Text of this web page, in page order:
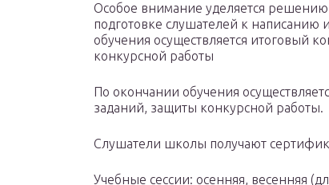
Особое внимание уделяется
подготовке слушателей к
обучения осуществляется итоговый
конкурсной работы
По окончании обучения
заданий, защиты конкурсной работы.
Слушатели школы получают
Учебные сессии: осенняя, весенняя